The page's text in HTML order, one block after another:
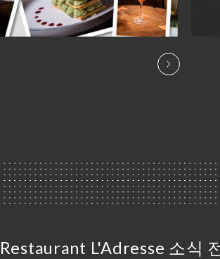
Restaurant L'Adresse 소식